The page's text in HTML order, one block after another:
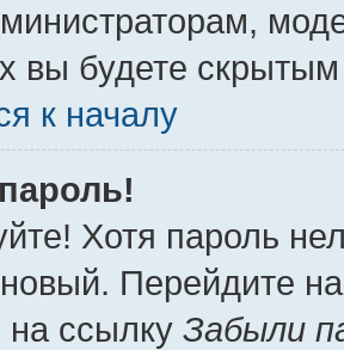
вы будете
к началу
Хотя пароль
Перейдите
ссылку Забыли